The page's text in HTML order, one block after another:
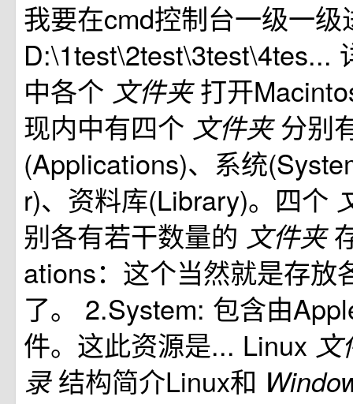
我要在cmd控制台一级一
D:\1test\2test\3test\4tes...
中各个 文件夹打开
现内中有四个 文件夹分别
(Applications)、系统
r)、资料库(Library)。四个
别各有若干数量的 文件夹
ations：这个当然就是存放
了。 2.System: 包含由
件。这此资源是... Linux
录结构简介Linux和